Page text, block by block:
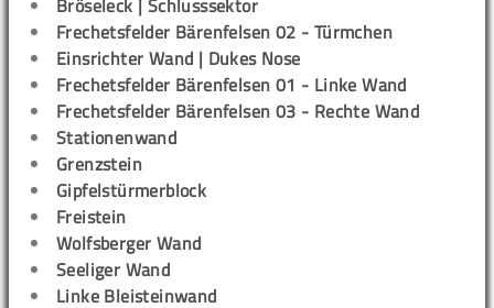
Bröseleck | Schlusssektor
Frechetsfelder Bärenfelsen 02 - Türmchen
Einsrichter Wand | Dukes Nose
Frechetsfelder Bärenfelsen 01 - Linke Wand
Frechetsfelder Bärenfelsen 03 - Rechte Wand
Stationenwand
Grenzstein
Gipfelstürmerblock
Freistein
Wolfsberger Wand
Seeliger Wand
Linke Bleisteinwand